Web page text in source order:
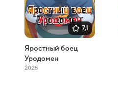
7,1
Яростный боец
Уродомен
2025